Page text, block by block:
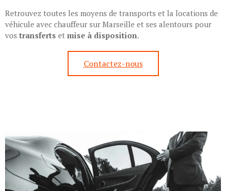
Retrouvez toutes les moyens de transports et la locations de
véhicule avec chauffeur sur Marseille et ses alentours pour
vos transferts et mise à disposition.
Contactez-nous